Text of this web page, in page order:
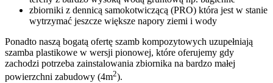
zbiorniki z dennicą samokotwiczącą (PRO) która jest w stanie
wytrzymać jeszcze większe napory ziemi i wody
Ponadto naszą bogatą ofertę szamb kompozytowych uzupełniają
szamba plastikowe w wersji pionowej, które oferujemy gdy
zachodzi potrzeba zainstalowania zbiornika na bardzo małej
powierzchni zabudowy (4m2).